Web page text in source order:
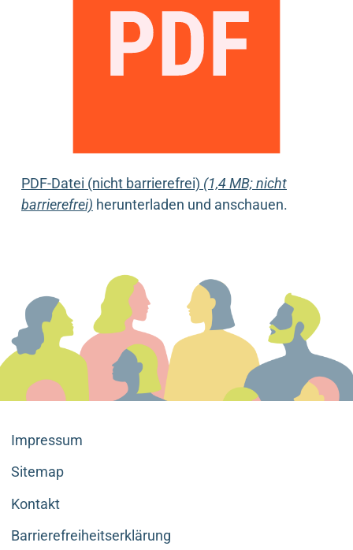
PDF-Datei (nicht barrierefrei) (1,4 MB; nicht
barrierefrei) herunterladen und anschauen.
Impressum
Sitemap
Kontakt
Barrierefreiheitserklärung